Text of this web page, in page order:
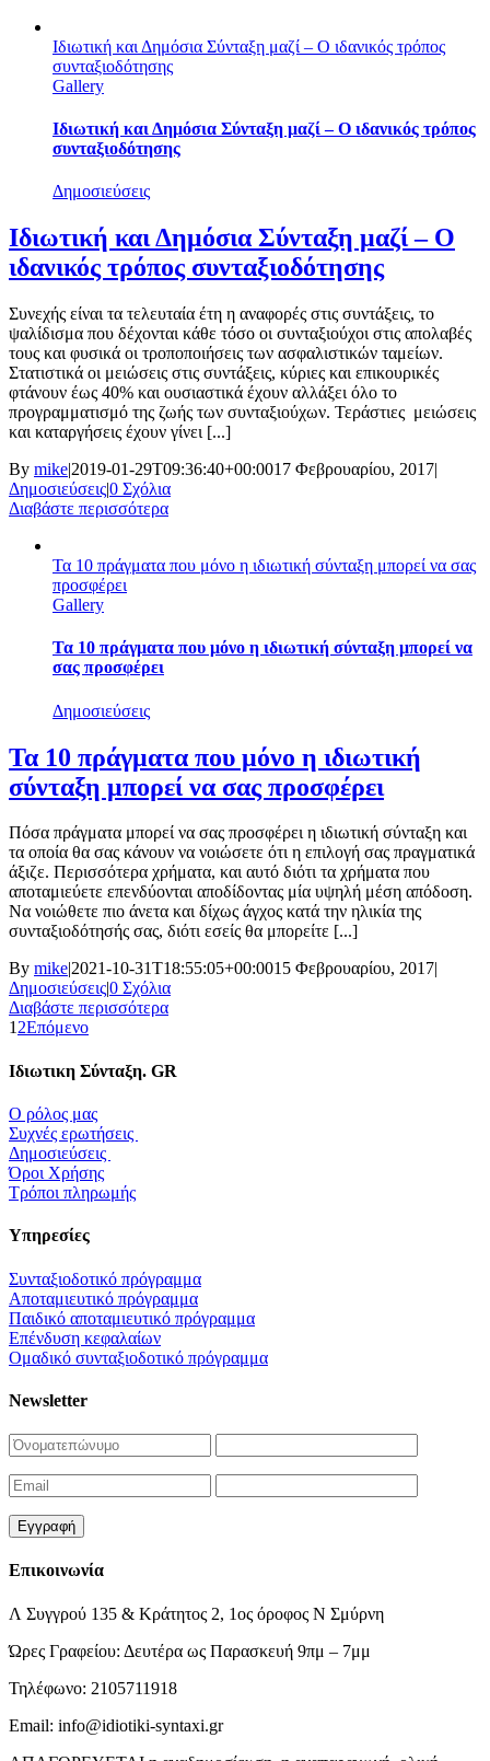
Ιδιωτική και Δημόσια Σύνταξη μαζί – Ο ιδανικός τρόπος
συνταξιοδότησης
Gallery
Ιδιωτική και Δημόσια Σύνταξη μαζί – Ο ιδανικός τρόπος
συνταξιοδότησης
Δημοσιεύσεις
Ιδιωτική και Δημόσια Σύνταξη μαζί – Ο
ιδανικός τρόπος συνταξιοδότησης
Συνεχής είναι τα τελευταία έτη η αναφορές στις συντάξεις, το
ψαλίδισμα που δέχονται κάθε τόσο οι συνταξιούχοι στις απολαβές
τους και φυσικά οι τροποποιήσεις των ασφαλιστικών ταμείων.
Στατιστικά οι μειώσεις στις συντάξεις, κύριες και επικουρικές
φτάνουν έως 40% και ουσιαστικά έχουν αλλάξει όλο το
προγραμματισμό της ζωής των συνταξιούχων. Τεράστιες μειώσεις
και καταργήσεις έχουν γίνει [...]
By mike|2019-01-29T09:36:40+00:0017 Φεβρουαρίου, 2017|
Δημοσιεύσεις|0 Σχόλια
Διαβάστε περισσότερα
Τα 10 πράγματα που μόνο η ιδιωτική σύνταξη μπορεί να σας
προσφέρει
Gallery
Τα 10 πράγματα που μόνο η ιδιωτική σύνταξη μπορεί να
σας προσφέρει
Δημοσιεύσεις
Τα 10 πράγματα που μόνο η ιδιωτική
σύνταξη μπορεί να σας προσφέρει
Πόσα πράγματα μπορεί να σας προσφέρει η ιδιωτική σύνταξη και
τα οποία θα σας κάνουν να νοιώσετε ότι η επιλογή σας πραγματικά
άξιζε. Περισσότερα χρήματα, και αυτό διότι τα χρήματα που
αποταμιεύετε επενδύονται αποδίδοντας μία υψηλή μέση απόδοση.
Να νοιώθετε πιο άνετα και δίχως άγχος κατά την ηλικία της
συνταξιοδότησής σας, διότι εσείς θα μπορείτε [...]
By mike|2021-10-31T18:55:05+00:0015 Φεβρουαρίου, 2017|
Δημοσιεύσεις|0 Σχόλια
Διαβάστε περισσότερα
12Επόμενο
Ιδιωτικη Σύνταξη. GR
O ρόλος μας
Συχνές ερωτήσεις
Δημοσιεύσεις
Όροι Xρήσης
Τρόποι πληρωμής
Yπηρεσίες
Συνταξιοδοτικό πρόγραμμα
Αποταμιευτικό πρόγραμμα
Παιδικό αποταμιευτικό πρόγραμμα
Επένδυση κεφαλαίων
Ομαδικό συνταξιοδοτικό πρόγραμμα
Newsletter
Επικοινωνία
Λ Συγγρού 135 & Κράτητος 2, 1ος όροφος Ν Σμύρνη
Ώρες Γραφείου: Δευτέρα ως Παρασκευή 9πμ – 7μμ
Τηλέφωνο: 2105711918
Email: info@idiotiki-syntaxi.gr